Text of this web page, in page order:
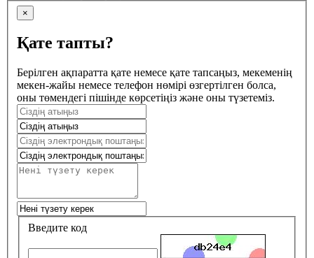
×
Қате тапты?
Берілген ақпаратта қате немесе қате тапсаңыз, мекеменің
мекен-жайы немесе телефон нөмірі өзгертілген болса,
оны төмендегі пішінде көрсетіңіз және оны түзетеміз.
Введите код